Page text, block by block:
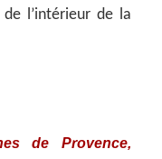
l’intérieur de la
de Provence,